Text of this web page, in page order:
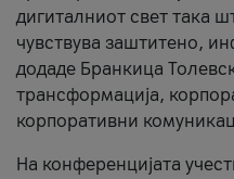
дигиталниот свет така
чувствува заштитено,
додаде Бранкица
трансформација,
корпоративни
На конференцијата